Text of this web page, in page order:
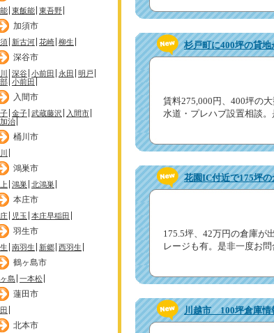
東飯能 東吾野
加須市
新古河 花崎 柳生
深谷市
深谷 小前田 永田 明戸
小前田
入間市
金子 武蔵藤沢
入間市
治
桶川市
鴻巣市
鴻巣 北鴻巣
本庄市
児玉 本庄早稲田
羽生市
南羽生 新郷 西羽生
鶴ヶ島市
島 一本松
蓮田市
北本市
杉戸町に400坪の貸
賃料275,000円、400坪の
水道・プレハブ設置相談。
花園IC付近で175坪
175.5坪、42万円の倉庫が
レージも有。是非一度お
川越市 100坪倉庫情